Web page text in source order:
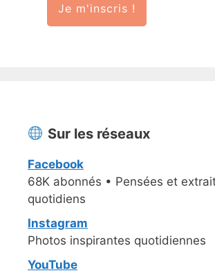
Je m'inscris !
Sur les réseaux
Facebook
68K abonnés • Pensées et
quotidiens
Instagram
Photos inspirantes quotidiennes
YouTube